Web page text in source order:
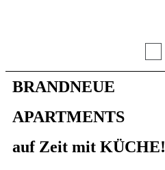
BRANDNEUE
APARTMENTS
auf Zeit mit KÜCHE!